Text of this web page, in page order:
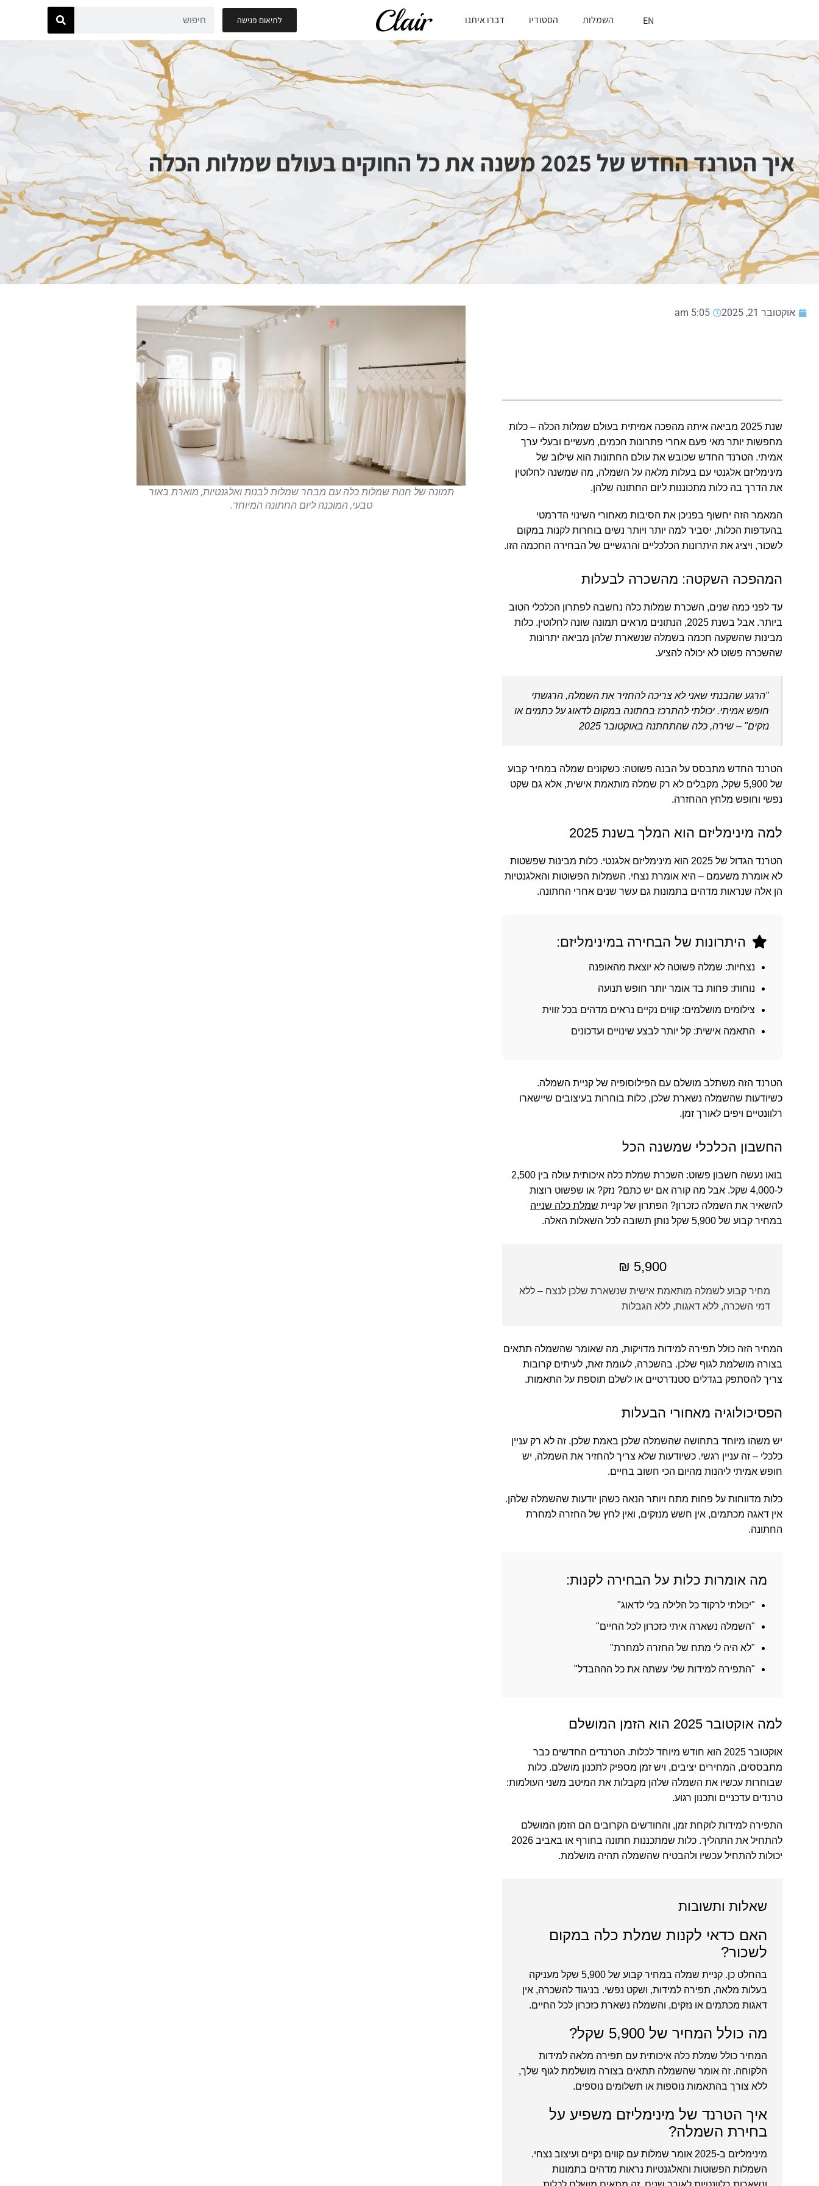
EN השמלות הסטודיו דברו איתנו לתיאום פגישה
איך הטרנד החדש של 2025 משנה את כל החוקים בעולם שמלות הכלה
אוקטובר 21, 2025 5:05 am
שנת 2025 מביאה איתה מהפכה אמיתית בעולם שמלות הכלה
– כלות
מחפשות יותר מאי פעם אחרי פתרונות חכמים, מעשיים ובעלי ערך
אמיתי. הטרנד החדש שכובש את עולם החתונות הוא שילוב של
מינימליזם אלגנטי עם בעלות מלאה על השמלה, מה שמשנה לחלוטין
את הדרך בה כלות מתכוננות ליום החתונה שלהן.
המאמר הזה יחשוף בפניכן את הסיבות מאחורי השינוי הדרמטי
בהעדפות הכלות, יסביר למה יותר ויותר נשים בוחרות לקנות במקום
לשכור, ויציג את היתרונות הכלכליים והרגשיים של הבחירה החכמה הזו.
המהפכה השקטה: מהשכרה לבעלות
עד לפני כמה שנים, השכרת שמלות כלה נחשבה לפתרון הכלכלי הטוב
ביותר. אבל בשנת 2025, הנתונים מראים תמונה שונה לחלוטין. כלות
מבינות שהשקעה חכמה בשמלה שנשארת שלהן מביאה יתרונות
שהשכרה פשוט לא יכולה להציע.
"הרגע שהבנתי שאני לא צריכה להחזיר את השמלה, הרגשתי
חופש אמיתי. יכולתי להתרכז בחתונה במקום לדאוג על כתמים או
נזקים" – שירה, כלה שהתחתנה באוקטובר 2025
הטרנד החדש מתבסס על הבנה פשוטה: כשקונים שמלה במחיר קבוע
של 5,900 שקל
, מקבלים לא רק שמלה מותאמת אישית, אלא גם שקט
נפשי וחופש מלחץ ההחזרה.
למה מינימליזם הוא המלך בשנת 2025
הטרנד הגדול של 2025 הוא מינימליזם אלגנטי. כלות מבינות שפשטות
לא אומרת משעמם – היא אומרת נצחי. השמלות הפשוטות והאלגנטיות
הן אלה שנראות מדהים בתמונות גם עשר שנים אחרי החתונה.
היתרונות של הבחירה במינימליזם:
נצחיות: שמלה פשוטה לא יוצאת מהאופנה
נוחות: פחות בד אומר יותר חופש תנועה
צילומים מושלמים: קווים נקיים נראים מדהים בכל זווית
התאמה אישית: קל יותר לבצע שינויים ועדכונים
הטרנד הזה משתלב מושלם עם הפילוסופיה של קניית השמלה.
כשיודעות שהשמלה נשארת שלכן, כלות בוחרות בעיצובים שיישארו
רלוונטיים ויפים לאורך זמן.
החשבון הכלכלי שמשנה הכל
בואו נעשה חשבון פשוט: השכרת שמלת כלה איכותית עולה בין 2,500
ל-4,000 שקל. אבל מה קורה אם יש כתם? נזק? או שפשוט רוצות
להשאיר את השמלה כזכרון? הפתרון של קניית שמלת כלה שנייה
במחיר קבוע של 5,900 שקל נותן תשובה לכל השאלות האלה.
5,900 ₪
מחיר קבוע לשמלה מותאמת אישית שנשארת שלכן לנצח – ללא
דמי השכרה, ללא דאגות, ללא הגבלות
המחיר הזה כולל תפירה למידות מדויקות, מה שאומר שהשמלה תתאים
בצורה מושלמת לגוף שלכן. בהשכרה, לעומת זאת, לעיתים קרובות
צריך להסתפק בגדלים סטנדרטיים או לשלם תוספת על התאמות.
הפסיכולוגיה מאחורי הבעלות
יש משהו מיוחד בתחושה שהשמלה שלכן באמת שלכן. זה לא רק עניין
כלכלי – זה עניין רגשי. כשיודעות שלא צריך להחזיר את השמלה, יש
חופש אמיתי ליהנות מהיום הכי חשוב בחיים.
כלות מדווחות על פחות מתח ויותר הנאה כשהן יודעות שהשמלה שלהן.
אין דאגה מכתמים, אין חשש מנזקים, ואין לחץ של החזרה למחרת
החתונה.
מה אומרות כלות על הבחירה לקנות:
"יכולתי לרקוד כל הלילה בלי לדאוג"
"השמלה נשארה איתי כזכרון לכל החיים"
"לא היה לי מתח של החזרה למחרת"
"התפירה למידות שלי עשתה את כל הההבדל"
למה אוקטובר 2025 הוא הזמן המושלם
אוקטובר 2025 הוא חודש מיוחד לכלות. הטרנדים החדשים כבר
מתבססים, המחירים יציבים, ויש זמן מספיק לתכנון מושלם. כלות
שבוחרות עכשיו את השמלה שלהן מקבלות את המיטב משני העולמות:
טרנדים עדכניים ותכנון רגוע.
התפירה למידות לוקחת זמן, והחודשים הקרובים הם הזמן המושלם
להתחיל את התהליך. כלות שמתכננות חתונה בחורף או באביב 2026
יכולות להתחיל עכשיו ולהבטיח שהשמלה תהיה מושלמת.
שאלות ותשובות
האם כדאי לקנות שמלת כלה במקום
לשכור?
בהחלט כן. קניית שמלה במחיר קבוע של 5,900 שקל מעניקה
בעלות מלאה, תפירה למידות, ושקט נפשי. בניגוד להשכרה, אין
דאגות מכתמים או נזקים, והשמלה נשארת כזכרון לכל החיים.
מה כולל המחיר של 5,900 שקל?
המחיר כולל שמלת כלה איכותית עם תפירה מלאה למידות
הלקוחה. זה אומר שהשמלה תתאים בצורה מושלמת לגוף שלך,
ללא צורך בהתאמות נוספות או תשלומים נוספים.
איך הטרנד של מינימליזם משפיע על
בחירת השמלה?
מינימליזם ב-2025 אומר שמלות עם קווים נקיים ועיצוב נצחי.
השמלות הפשוטות והאלגנטיות נראות מדהים בתמונות
תמונה של חנות שמלות כלה עם מבחר שמלות לבנות ואלגנטיות, מוארת באור
טבעי, המוכנה ליום החתונה המיוחד.